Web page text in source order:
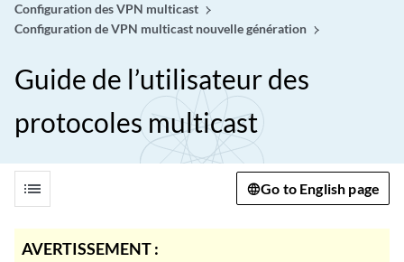
Configuration des VPN multicast
Configuration de VPN multicast nouvelle génération
Guide de l’utilisateur des
protocoles multicast
list Go to English page
AVERTISSEMENT :